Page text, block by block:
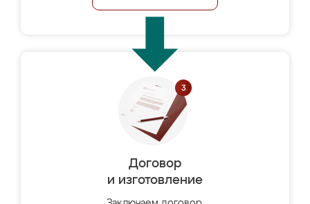
Договор
и изготовление